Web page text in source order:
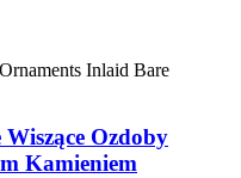
Ozdoby
Kamieniem